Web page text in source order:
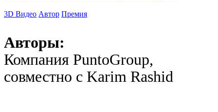
3D Видео Автор Премия
Авторы:
Компания PuntoGroup,
совместно с Karim Rashid